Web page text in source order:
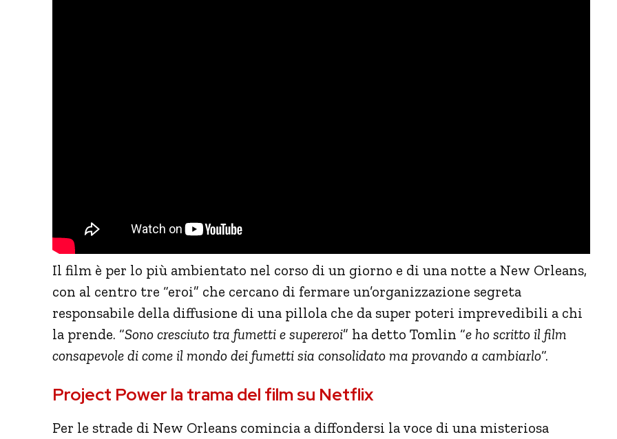
Il film è per lo più ambientato nel corso di un giorno e di una notte a New Orleans,
con al centro tre “eroi” che cercano di fermare un’organizzazione segreta
responsabile della diffusione di una pillola che da super poteri imprevedibili a chi
la prende. “Sono cresciuto tra fumetti e supereroi” ha detto Tomlin “e ho scritto il film
consapevole di come il mondo dei fumetti sia consolidato ma provando a cambiarlo“.
Project Power la trama del film su Netflix
Per le strade di New Orleans comincia a diffondersi la voce di una misteriosa